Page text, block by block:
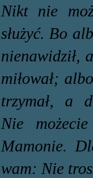
Nikt nie
służyć. Bo
nienawidził,
miłował;
trzymał, a
Nie
Mamonie.
wam: Nie